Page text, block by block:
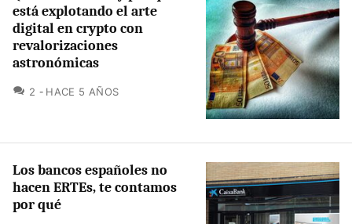
está explotando el arte
digital en crypto con
revalorizaciones
astronómicas
2 COMENTARIOS
HACE 5 AÑOS
Los bancos españoles no
hacen ERTEs, te contamos
por qué